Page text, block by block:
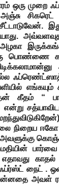
ஒரு முறை
சிகரெட்
பொண்ணை
கீதம் “
என்று
நிறைய
அவளுக்கு
நைட் .
அவள்